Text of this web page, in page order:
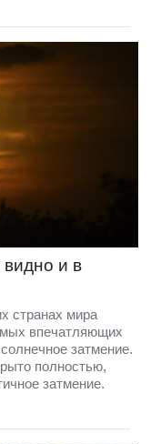
и в
странах мира
впечатляющих
затмение.
полностью,
затмение.